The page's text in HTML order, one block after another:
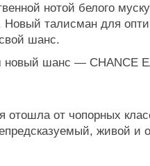
нотой белого
Новый талисман для
шанс.
отошла от чопорных
живой и